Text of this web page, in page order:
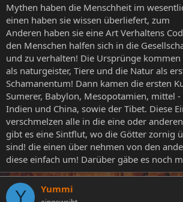
Mythen haben die Menschheit im
einen haben sie wissen überliefert, zum
Anderen haben sie eine Art Verhaltens
den Menschen halfen sich in die
und zu verhalten! Die Ursprünge kommen
als naturgeister, Tiere und die Natur als
Schamanentum! Dann kamen die ersten
Sumerer, Babylon, Mesopotamien, mittel
Indien und China, sowie der Tibet. Diese
verschmelzen alle in die eine oder
gibt es eine Sintflut, wo die Götter zornig
sind! die einen über nehmen von den
diese einfach um! Darüber gäbe es noch
Y Yummi